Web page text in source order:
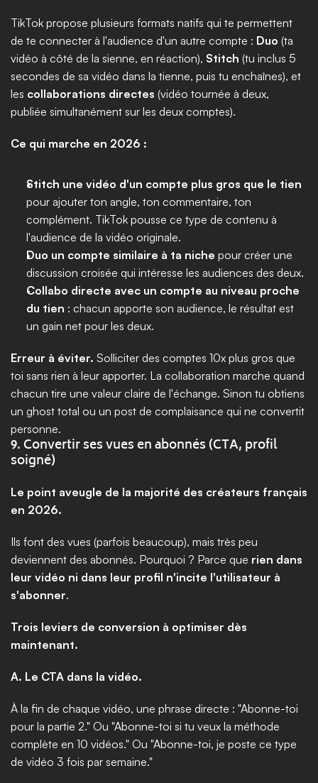
TikTok propose plusieurs formats natifs qui te permettent
de te connecter à l'audience d'un autre compte : Duo (ta
vidéo à côté de la sienne, en réaction), Stitch (tu inclus 5
secondes de sa vidéo dans la tienne, puis tu enchaînes), et
les collaborations directes (vidéo tournée à deux,
publiée simultanément sur les deux comptes).
Ce qui marche en 2026 :
Stitch une vidéo d'un compte plus gros que le tien
pour ajouter ton angle, ton commentaire, ton
complément. TikTok pousse ce type de contenu à
l'audience de la vidéo originale.
Duo un compte similaire à ta niche pour créer une
discussion croisée qui intéresse les audiences des deux.
Collabo directe avec un compte au niveau proche
du tien : chacun apporte son audience, le résultat est
un gain net pour les deux.
Erreur à éviter. Solliciter des comptes 10x plus gros que
toi sans rien à leur apporter. La collaboration marche quand
chacun tire une valeur claire de l'échange. Sinon tu obtiens
un ghost total ou un post de complaisance qui ne convertit
personne.
9. Convertir ses vues en abonnés (CTA, profil
soigné)
Le point aveugle de la majorité des créateurs français
en 2026.
Ils font des vues (parfois beaucoup), mais très peu
deviennent des abonnés. Pourquoi ? Parce que rien dans
leur vidéo ni dans leur profil n'incite l'utilisateur à
s'abonner.
Trois leviers de conversion à optimiser dès
maintenant.
A. Le CTA dans la vidéo.
À la fin de chaque vidéo, une phrase directe : "Abonne-toi
pour la partie 2." Ou "Abonne-toi si tu veux la méthode
complète en 10 vidéos." Ou "Abonne-toi, je poste ce type
de vidéo 3 fois par semaine."